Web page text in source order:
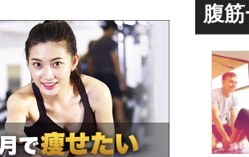
腹